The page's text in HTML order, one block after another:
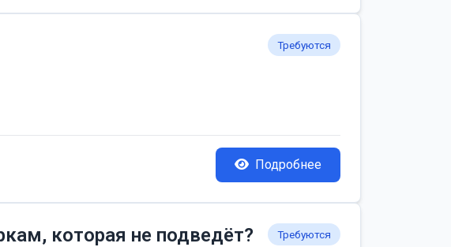
Требуются
Подробнее
которая не подведёт? Требуются